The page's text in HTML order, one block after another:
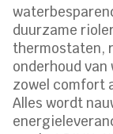
duurzame
thermostaten,
onderhoud
zowel comfort
Alles wordt